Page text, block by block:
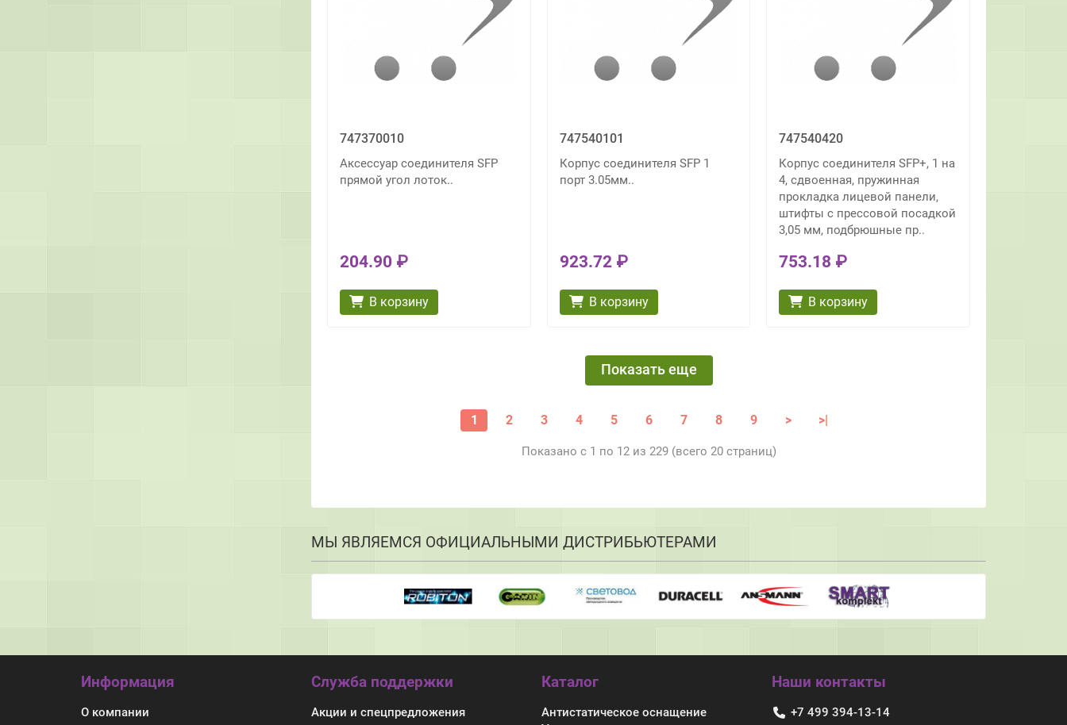
747370010
Аксессуар соединителя SFP
прямой угол лоток..
204.90 ₽
В корзину
747540101
Корпус соединителя SFP 1
порт 3.05мм..
923.72 ₽
В корзину
747540420
Корпус соединителя SFP+, 1 на
4, сдвоенная, пружинная
прокладка лицевой панели,
штифты с прессовой посадкой
3,05 мм, подбрюшные пр..
753.18 ₽
В корзину
Показать еще
1 2 3 4 5 6 7 8 9 > >|
Показано с 1 по 12 из 229 (всего 20 страниц)
МЫ ЯВЛЯЕМСЯ ОФИЦИАЛЬНЫМИ ДИСТРИБЬЮТЕРАМИ
Информация
О компании
Служба поддержки
Акции и спецпредложения
Каталог
Антистатическое оснащение
Наши контакты
+7 499 394-13-14